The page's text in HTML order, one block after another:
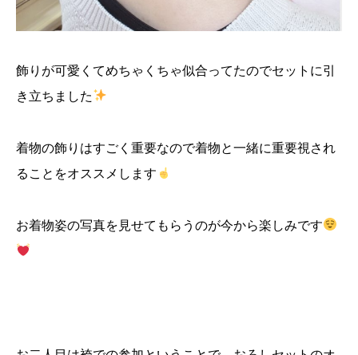
飾りが可愛くてめちゃくちゃ似合ってたのでセットに引
き立ちました
着物の飾りはすごく重要なので着物と一緒に重要視され
ることをオススメします
お着物姿の写真を見せてもらうのが今から楽しみです